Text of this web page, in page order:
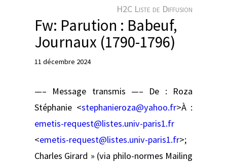
H2C Liste de Diffusion
Fw: Parution : Babeuf,
Journaux (1790-1796)
11 décembre 2024
—– Message transmis —– De : Roza
Stéphanie <stephanieroza@yahoo.fr>À :
emetis-request@listes.univ-paris1.fr
<emetis-request@listes.univ-paris1.fr>;
Charles Girard » (via philo-normes Mailing